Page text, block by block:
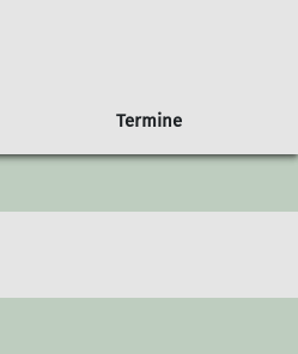
gesucht
4dav
Termine